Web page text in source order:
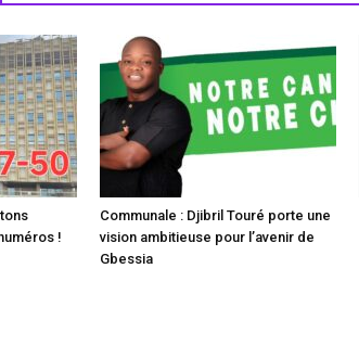
!
Communale : Djibril Touré porte une
vision ambitieuse pour l’avenir de
Gbessia